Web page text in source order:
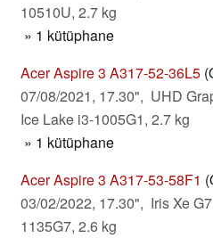
10510U, 2.7 kg
» 1 kütüphane
Acer Aspire 3 A317-52-36L5
07/08/2021, 17.30", UHD
Ice Lake i3-1005G1, 2.7 kg
» 1 kütüphane
Acer Aspire 3 A317-53-58F1
03/02/2022, 17.30", Iris Xe
1135G7, 2.6 kg